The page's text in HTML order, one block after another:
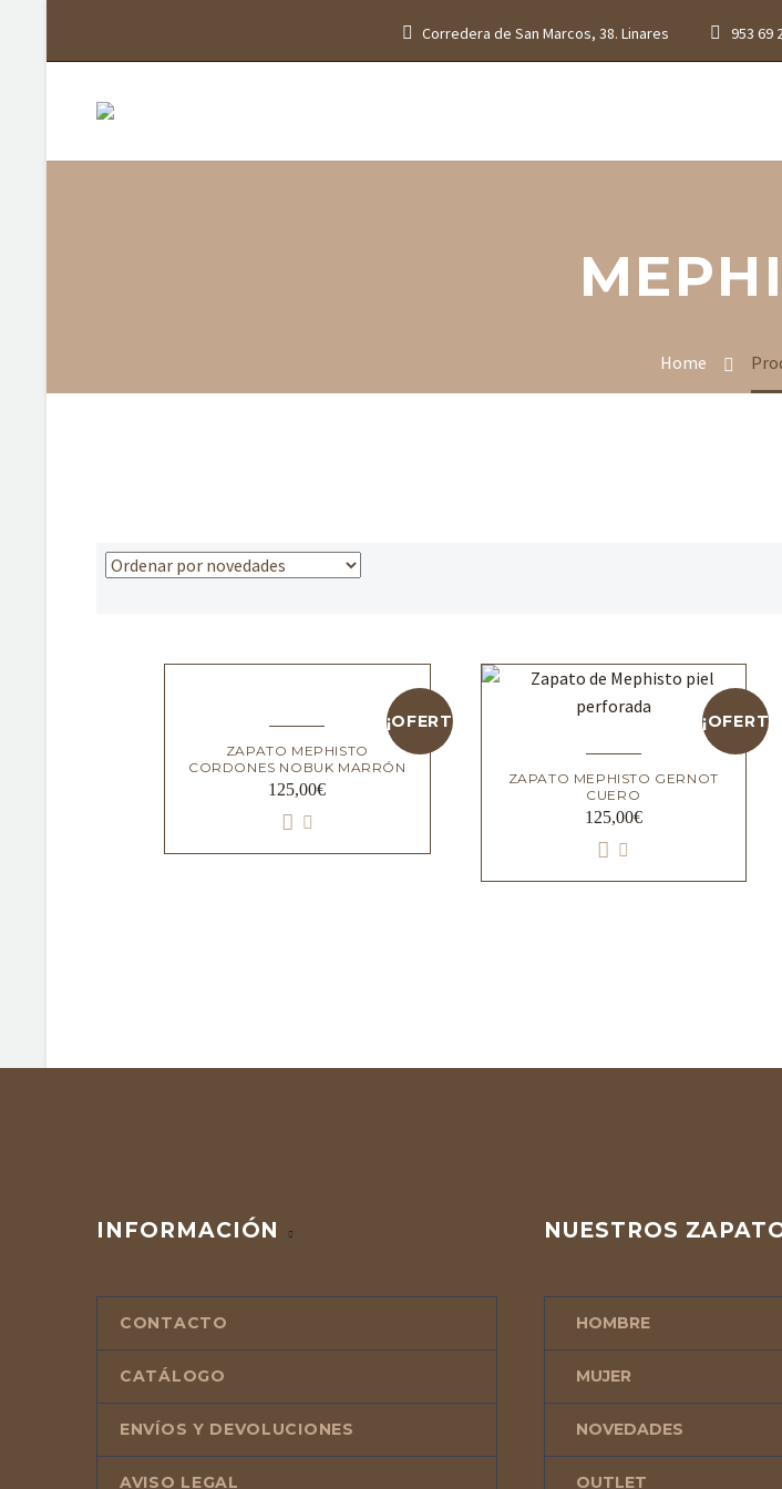
Corredera de San Marcos, 38. Linares 953 69
Home
¡OFERTA!
ZAPATO MEPHISTO
CORDONES NOBUK MARRÓN
125,00€
¡OFERTA!
ZAPATO MEPHISTO GERNOT
CUERO
125,00€
INFORMACIÓN
CONTACTO
CATÁLOGO
ENVÍOS Y DEVOLUCIONES
AVISO LEGAL
NUESTROS
HOMBRE
MUJER
NOVEDADES
OUTLET